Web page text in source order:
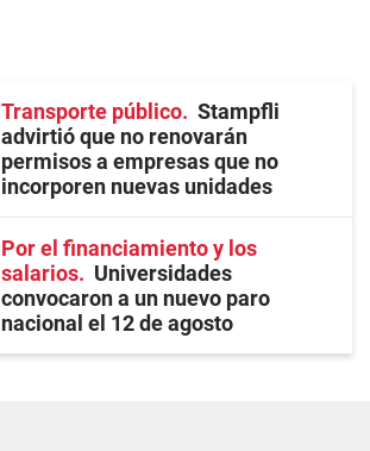
Transporte público
Stampfli
advirtió que no renovarán
permisos a empresas que no
incorporen nuevas unidades
Por el financiamiento y los
salarios
Universidades
convocaron a un nuevo paro
nacional el 12 de agosto